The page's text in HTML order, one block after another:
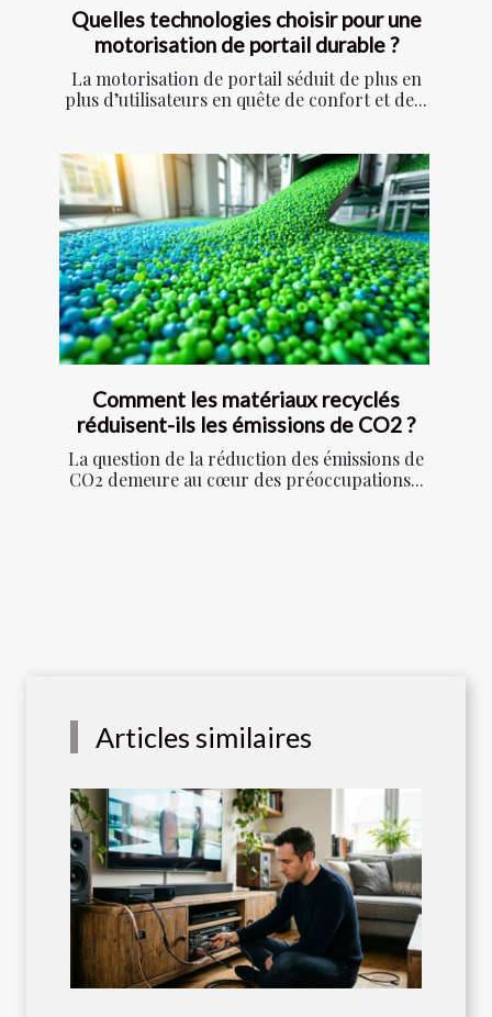
Quelles technologies choisir pour une
motorisation de portail durable ?
La motorisation de portail séduit de plus en
plus d’utilisateurs en quête de confort et de...
Comment les matériaux recyclés
réduisent-ils les émissions de CO2 ?
La question de la réduction des émissions de
CO2 demeure au cœur des préoccupations...
Articles similaires